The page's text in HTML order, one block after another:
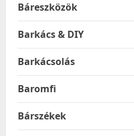
Báreszközök
Barkács & DIY
Barkácsolás
Baromfi
Bárszékek